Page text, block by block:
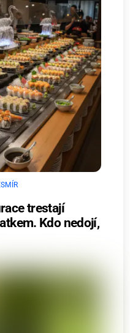
trestají
Kdo nedojí,